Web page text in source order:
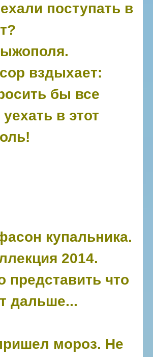
поступать в
вздыхает:
бы все
в этот
купальника.
2014.
представить что
дальше...
мороз. Не